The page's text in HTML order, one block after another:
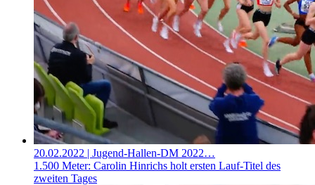
20.02.2022 | Jugend-Hallen-DM 2022…
1.500 Meter: Carolin Hinrichs holt ersten Lauf-Titel des
zweiten Tages